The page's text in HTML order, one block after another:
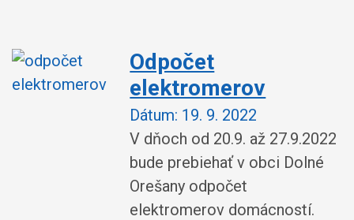
Odpočet
elektromerov
Dátum: 19. 9. 2022
V dňoch od 20.9. až 27.9.2022
bude prebiehať v obci Dolné
Orešany odpočet
elektromerov domácností.